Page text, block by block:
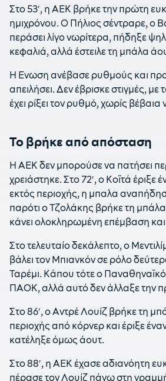
Στο 53′, η ΑΕΚ βρήκε την πρώτη
ημιχρόνου. Ο Πήλιος σέντραρε, ο
περάσει λίγο νωρίτερα, πήδηξε
κεφαλιά, αλλά έστειλε τη μπάλα
Η Ενωση ανέβασε ρυθμούς και
απειλήσει. Δεν έβρισκε στιγμές,
έχει ρίξει τον ρυθμό, χωρίς βέβαια
Το βρήκε από απόσταση
Η ΑΕΚ δεν μπορούσε να πατήσει
χρειάστηκε. Στο 72′, ο Κοϊτά έριξε
εκτός περιοχής, η μπαλα
παρότι ο Τζολάκης βρήκε τη
κάνει ολοκληρωμένη επέμβαση
Στο τελευταίο δεκάλεπτο, ο
βάλει τον Μπιανκόν σε ρόλο
Ταρέμι. Κάπου τότε ο
ΠΑΟΚ, αλλά αυτό δεν άλλαξε την
Στο 86′, ο Αντρέ Λουίζ βρήκε τη
περιοχής από κόρνερ και έριξε
κατέληξε όμως άουτ.
Στο 88′, η ΑΕΚ έχασε αδιανόητη
πέρασε τον Λουίζ πάνω στη